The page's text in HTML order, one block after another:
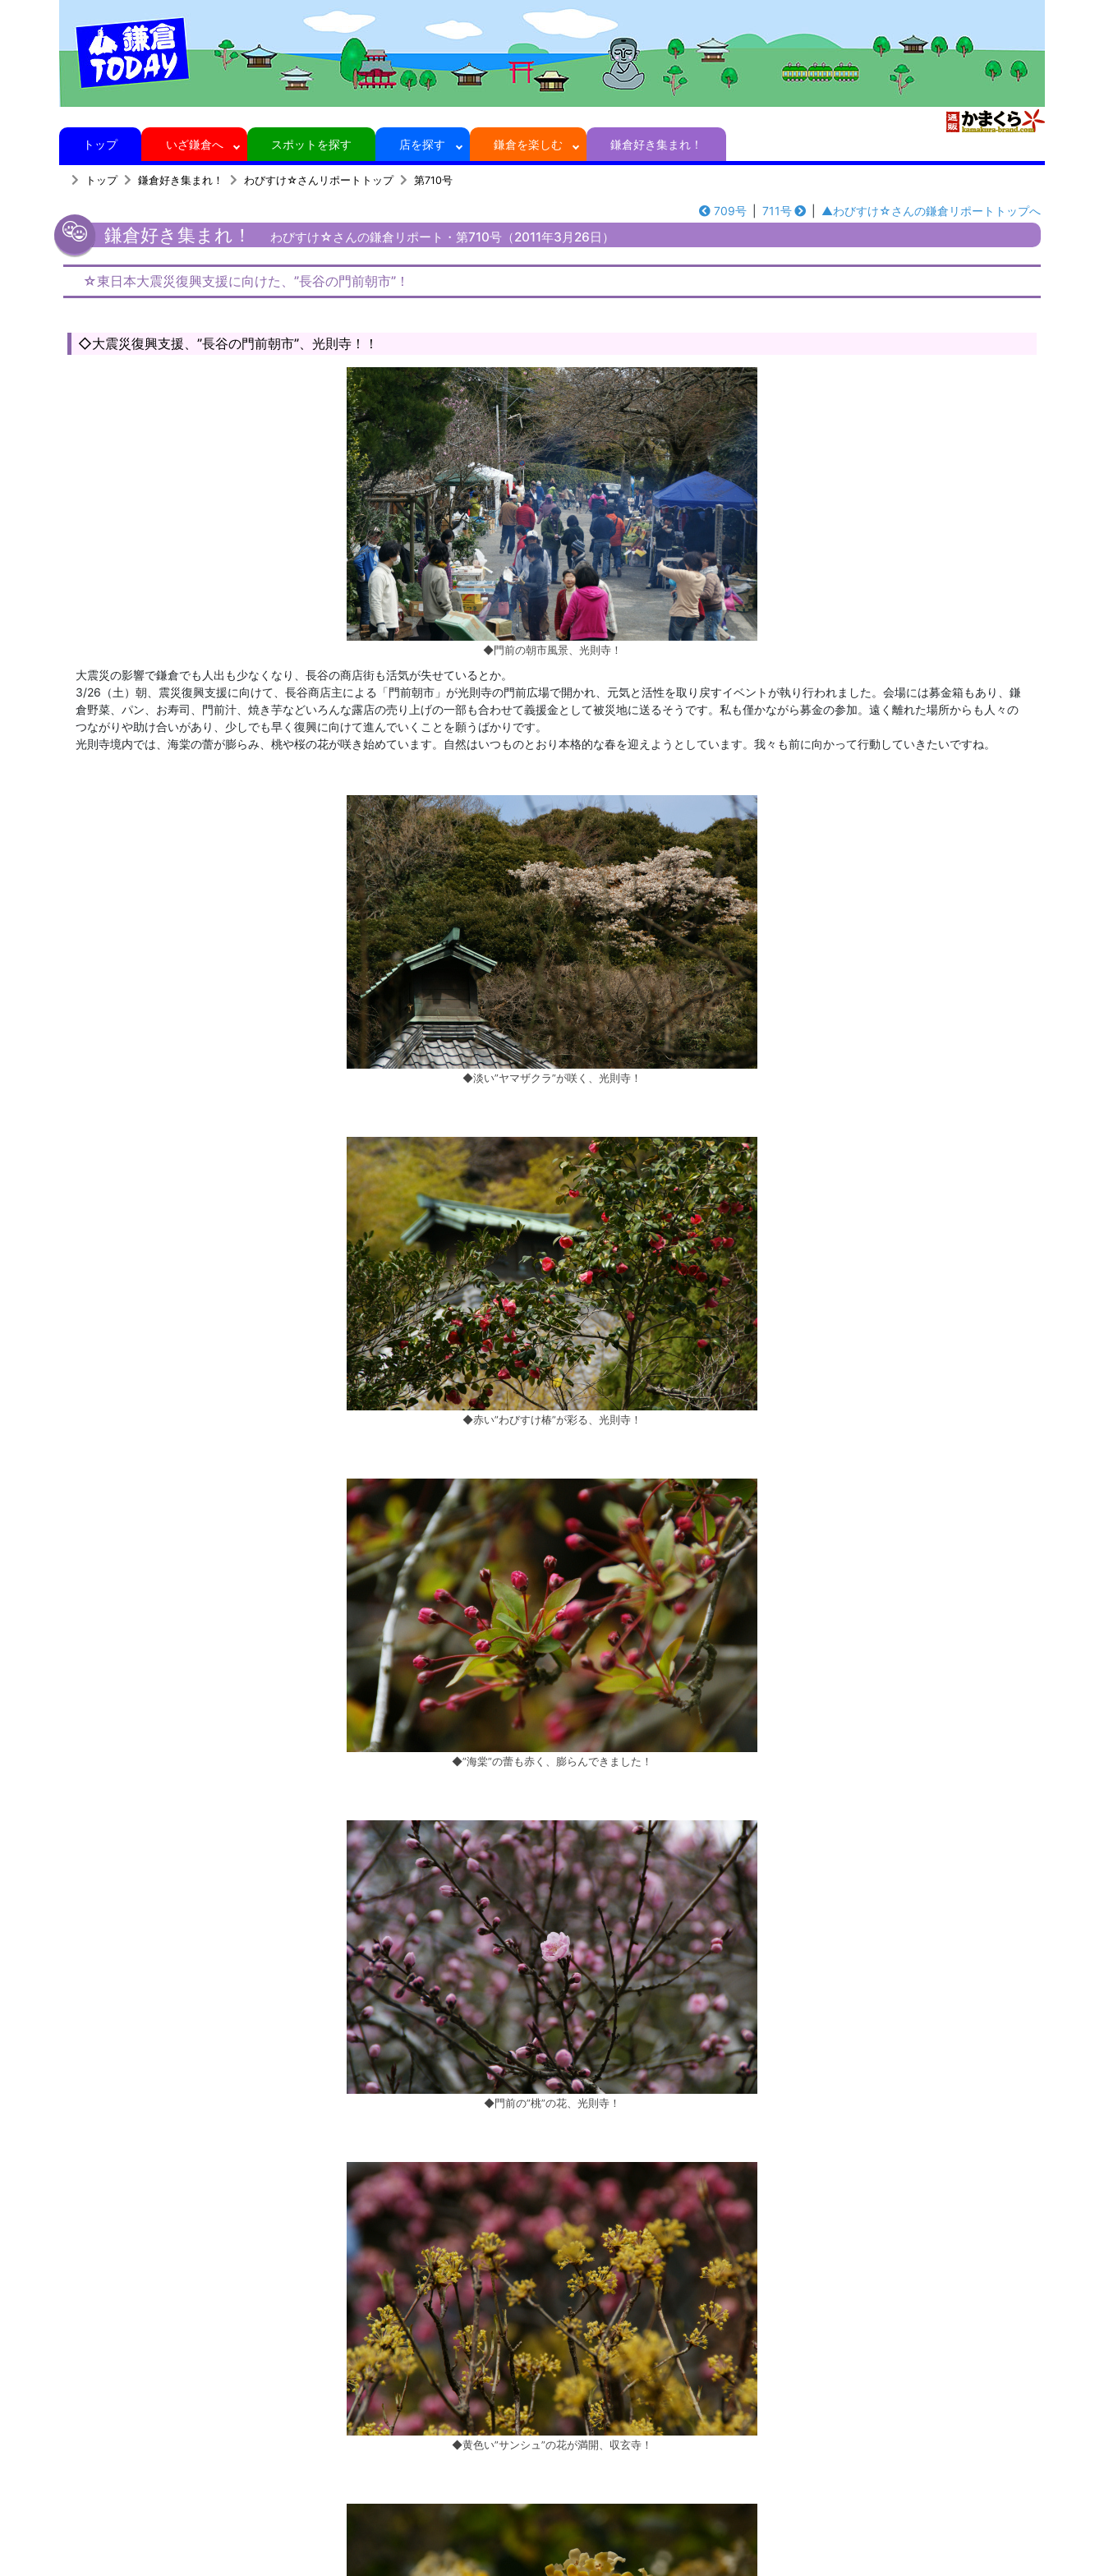
トップ いざ鎌倉へ スポットを探す 店を探す 鎌倉を楽しむ 鎌倉好き集まれ！
トップ 鎌倉好き集まれ！ わびすけ☆さんリポートトップ 第710号
709号 711号 ▲わびすけ☆さんの鎌倉リポートトップへ
鎌倉好き集まれ！ わびすけ☆さんの鎌倉リポート・第710号（2011年3月26日）
☆東日本大震災復興支援に向けた、”長谷の門前朝市”！
◇大震災復興支援、”長谷の門前朝市”、光則寺！！
◆門前の朝市風景、光則寺！
大震災の影響で鎌倉でも人出も少なくなり、長谷の商店街も活気が失せているとか。
3/26（土）朝、震災復興支援に向けて、長谷商店主による「門前朝市」が光則寺の門前広場で開かれ、元気と活性を取り戻すイベントが執り行われました。会場には募金箱もあり、鎌
倉野菜、パン、お寿司、門前汁、焼き芋などいろんな露店の売り上げの一部も合わせて義援金として被災地に送るそうです。私も僅かながら募金の参加。遠く離れた場所からも人々の
つながりや助け合いがあり、少しでも早く復興に向けて進んでいくことを願うばかりです。
光則寺境内では、海棠の蕾が膨らみ、桃や桜の花が咲き始めています。自然はいつものとおり本格的な春を迎えようとしています。我々も前に向かって行動していきたいですね。
◆淡い”ヤマザクラ”が咲く、光則寺！
◆赤い”わびすけ椿”が彩る、光則寺！
◆”海棠”の蕾も赤く、膨らんできました！
◆門前の”桃”の花、光則寺！
◆黄色い”サンシュ”の花が満開、収玄寺！